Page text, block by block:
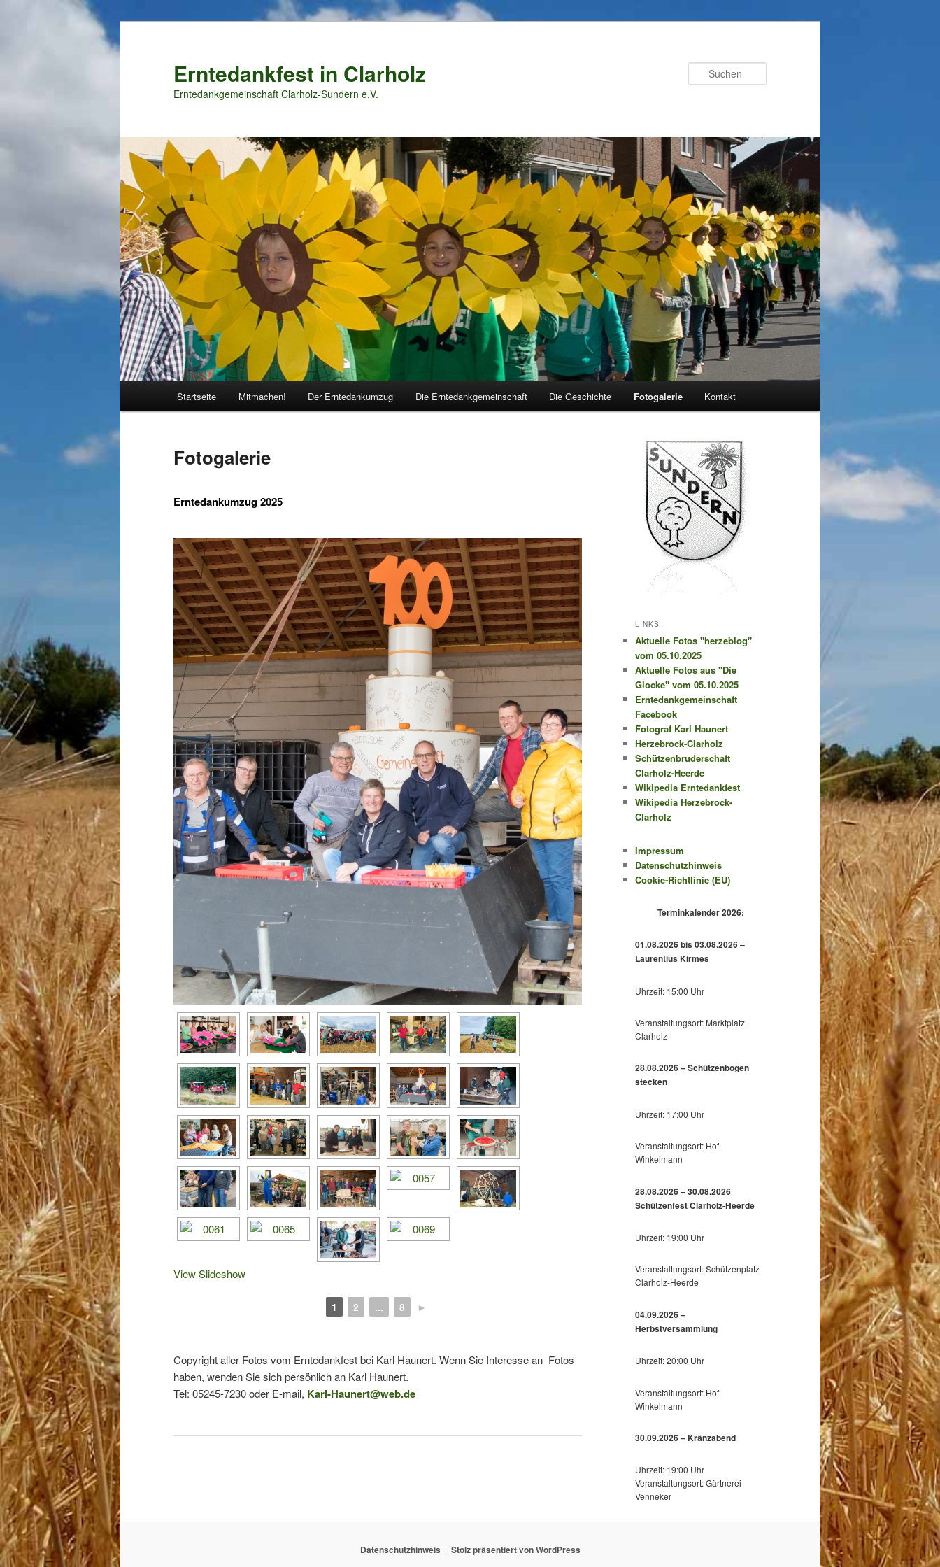
Erntedankfest in Clarholz
Erntedankgemeinschaft Clarholz-Sundern e.V.
Startseite Mitmachen! Der Erntedankumzug Die Erntedankgemeinschaft Die Geschichte Fotogalerie Kontakt
Fotogalerie
Erntedankumzug 2025
View Slideshow
1 2 ... 8 ►
Copyright aller Fotos vom Erntedankfest bei Karl Haunert. Wenn Sie Interesse an Fotos
haben, wenden Sie sich persönlich an Karl Haunert.
Tel: 05245-7230 oder E-mail, Karl-Haunert@web.de
LINKS
Aktuelle Fotos "herzeblog"
vom 05.10.2025
Aktuelle Fotos aus "Die
Glocke" vom 05.10.2025
Erntedankgemeinschaft
Facebook
Fotograf Karl Haunert
Herzebrock-Clarholz
Schützenbruderschaft
Clarholz-Heerde
Wikipedia Erntedankfest
Wikipedia Herzebrock-
Clarholz
Impressum
Datenschutzhinweis
Cookie-Richtlinie (EU)
Terminkalender 2026:
01.08.2026 bis 03.08.2026 –
Laurentius Kirmes
Uhrzeit: 15:00 Uhr
Veranstaltungsort: Marktplatz
Clarholz
28.08.2026 – Schützenbogen
stecken
Uhrzeit: 17:00 Uhr
Veranstaltungsort: Hof
Winkelmann
28.08.2026 – 30.08.2026
Schützenfest Clarholz-Heerde
Uhrzeit: 19:00 Uhr
Veranstaltungsort: Schützenplatz
Clarholz-Heerde
04.09.2026 –
Herbstversammlung
Uhrzeit: 20:00 Uhr
Veranstaltungsort: Hof
Winkelmann
30.09.2026 – Kränzabend
Uhrzeit: 19:00 Uhr
Veranstaltungsort: Gärtnerei
Venneker
Datenschutzhinweis Stolz präsentiert von WordPress